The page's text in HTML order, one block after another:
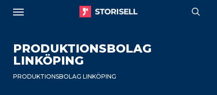
content
Menu
PRODUKTIONSBOLAG
LINKÖPING
PRODUKTIONSBOLAG LINKÖPING